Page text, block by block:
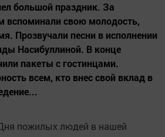
большой праздник. За
вспоминали свою молодость,
Прозвучали песни в исполнении
Насибуллиной. В конце
пакеты с гостинцами.
всем, кто внес свой вклад в
пожилых людей в нашей